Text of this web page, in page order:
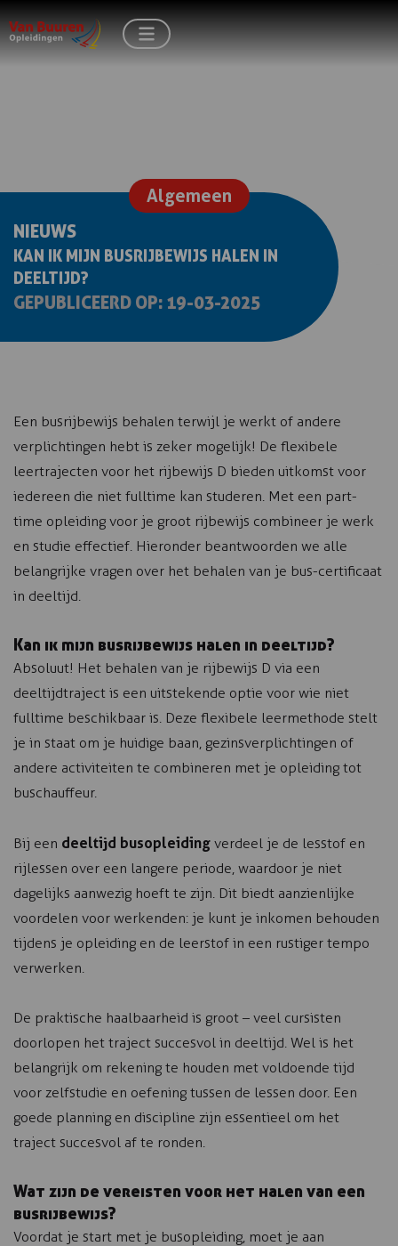
Algemeen
NIEUWS
KAN IK MIJN BUSRIJBEWIJS HALEN IN
DEELTIJD?
GEPUBLICEERD OP: 19-03-2025
Een busrijbewijs behalen terwijl je werkt of andere
verplichtingen hebt is zeker mogelijk! De flexibele
leertrajecten voor het rijbewijs D bieden uitkomst voor
iedereen die niet fulltime kan studeren. Met een part-
time opleiding voor je groot rijbewijs combineer je werk
en studie effectief. Hieronder beantwoorden we alle
belangrijke vragen over het behalen van je bus-certificaat
in deeltijd.
Kan ik mijn busrijbewijs halen in deeltijd?
Absoluut! Het behalen van je rijbewijs D via een
deeltijdtraject is een uitstekende optie voor wie niet
fulltime beschikbaar is. Deze flexibele leermethode stelt
je in staat om je huidige baan, gezinsverplichtingen of
andere activiteiten te combineren met je opleiding tot
buschauffeur.
Bij een deeltijd busopleiding verdeel je de lesstof en
rijlessen over een langere periode, waardoor je niet
dagelijks aanwezig hoeft te zijn. Dit biedt aanzienlijke
voordelen voor werkenden: je kunt je inkomen behouden
tijdens je opleiding en de leerstof in een rustiger tempo
verwerken.
De praktische haalbaarheid is groot – veel cursisten
doorlopen het traject succesvol in deeltijd. Wel is het
belangrijk om rekening te houden met voldoende tijd
voor zelfstudie en oefening tussen de lessen door. Een
goede planning en discipline zijn essentieel om het
traject succesvol af te ronden.
Wat zijn de vereisten voor het halen van een
busrijbewijs?
Voordat je start met je busopleiding, moet je aan